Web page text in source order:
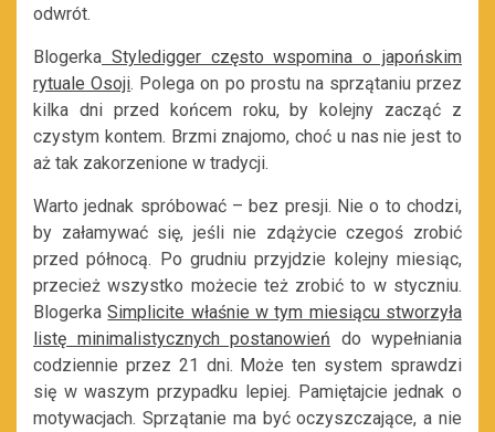
odwrót.
Blogerka Styledigger często wspomina o japońskim
rytuale Osoji. Polega on po prostu na sprzątaniu przez
kilka dni przed końcem roku, by kolejny zacząć z
czystym kontem. Brzmi znajomo, choć u nas nie jest to
aż tak zakorzenione w tradycji.
Warto jednak spróbować – bez presji. Nie o to chodzi,
by załamywać się, jeśli nie zdążycie czegoś zrobić
przed północą. Po grudniu przyjdzie kolejny miesiąc,
przecież wszystko możecie też zrobić to w styczniu.
BlogerkaSimplicite właśnie w tym miesiącu stworzyła
listę minimalistycznych postanowień do wypełniania
codziennie przez 21 dni. Może ten system sprawdzi
się w waszym przypadku lepiej. Pamiętajcie jednak o
motywacjach. Sprzątanie ma być oczyszczające, a nie